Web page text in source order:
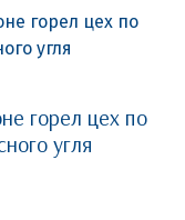
горел цех по
угля